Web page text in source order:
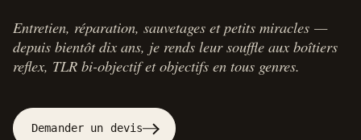
Entretien, réparation, sauvetages et petits miracles —
depuis bientôt dix ans, je rends leur souffle aux boîtiers
reflex, TLR bi-objectif et objectifs en tous genres.
Demander un devis